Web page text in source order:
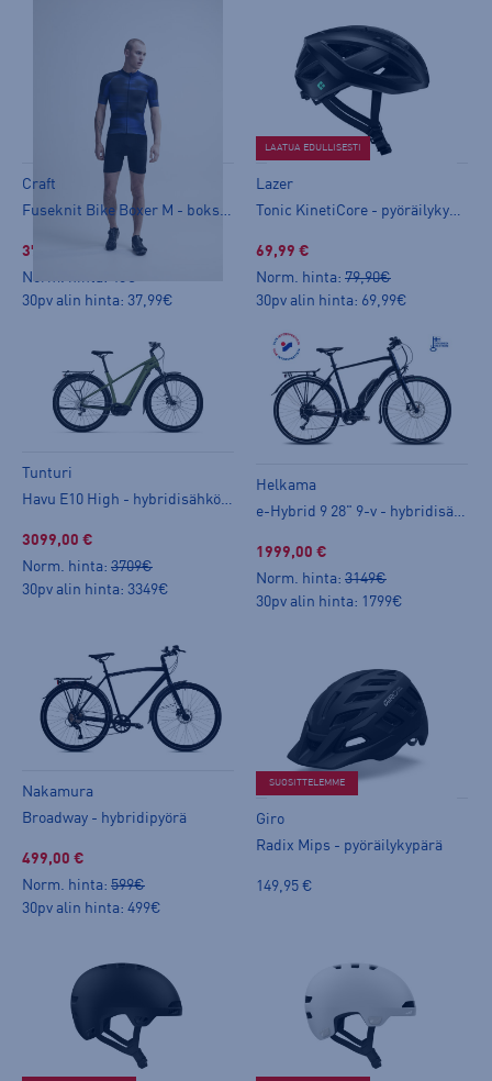
Craft
Fuseknit Bike Boxer M - bokserit
37,99 €
Norm. hinta: 45€
30pv alin hinta: 37,99€
LAATUA EDULLISESTI
Lazer
Tonic KinetiCore - pyöräilykypärä
69,99 €
Norm. hinta: 79,90€
30pv alin hinta: 69,99€
Tunturi
Havu E10 High - hybridisähköpyörä
3099,00 €
Norm. hinta: 3709€
30pv alin hinta: 3349€
Helkama
e-Hybrid 9 28" 9-v - hybridisähköpyörä
1999,00 €
Norm. hinta: 3149€
30pv alin hinta: 1799€
Nakamura
Broadway - hybridipyörä
499,00 €
Norm. hinta: 599€
30pv alin hinta: 499€
SUOSITTELEMME
Giro
Radix Mips - pyöräilykypärä
149,95 €